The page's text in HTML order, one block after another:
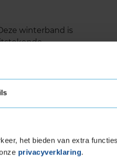
het bieden van extra
privacyverklaring.
winterband is
in deze band,
de band een